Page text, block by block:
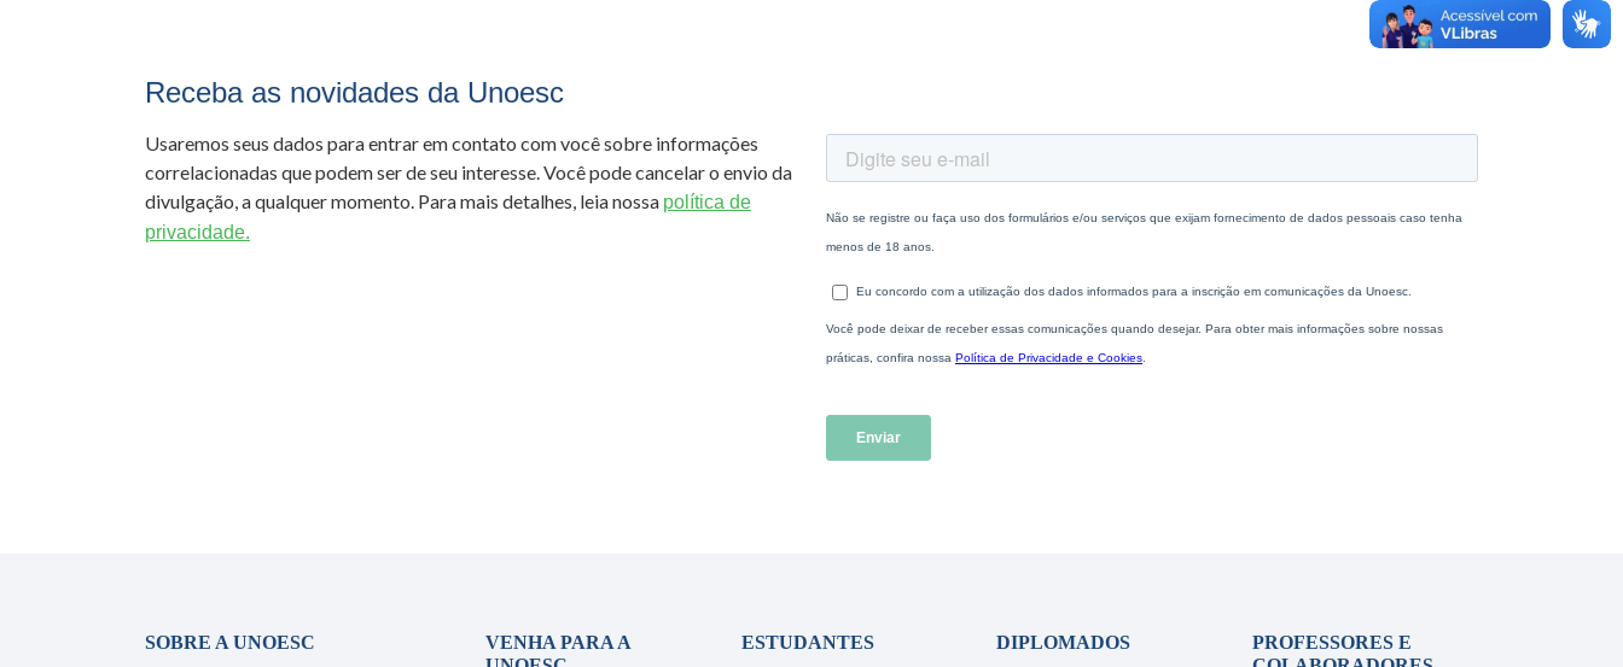
Receba as novidades da Unoesc
Usaremos seus dados para entrar em contato com você sobre informações
correlacionadas que podem ser de seu interesse. Você pode cancelar o envio da
divulgação, a qualquer momento. Para mais detalhes, leia nossa política de
privacidade.
SOBRE A UNOESC
VENHA PARA A
ESTUDANTES
DIPLOMADOS
PROFESSORES E